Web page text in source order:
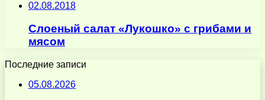
02.08.2018
Слоеный салат «Лукошко» с грибами и
мясом
Последние записи
05.08.2026